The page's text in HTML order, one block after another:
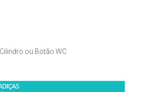
ou Botão WC